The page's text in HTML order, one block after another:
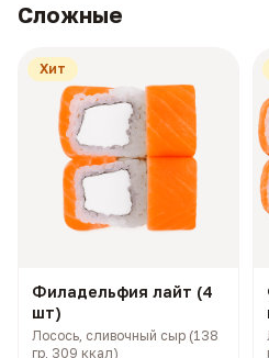
Сложные
Хит
Филадельфия лайт (4
шт)
Лосось, сливочный сыр (138
гр, 309 ккал)